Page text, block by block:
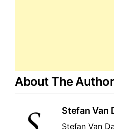
About The Author
Stefan Van
Stefan Van